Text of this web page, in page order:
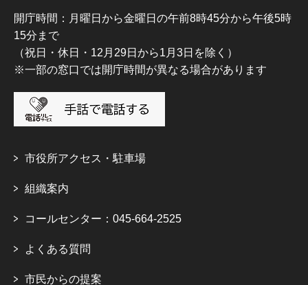
開庁時間：月曜日から金曜日の午前8時45分から午後5時
15分まで
（祝日・休日・12月29日から1月3日を除く）
※一部の窓口では開庁時間が異なる場合があります
市役所アクセス・駐車場
組織案内
コールセンター：045-664-2525
よくある質問
市民からの提案